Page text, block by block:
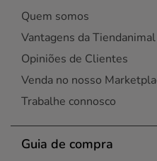
Quem somos
Vantagens da Tiendanimal
Opiniões de Clientes
Venda no nosso
Trabalhe connosco
Guia de compra